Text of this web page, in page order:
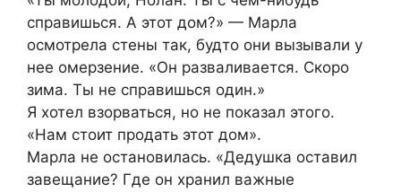
справишься. А этот дом?» — Марла
осмотрела стены так, будто они вызывали у
нее омерзение. «Он разваливается. Скоро
зима. Ты не справишься один.»
Я хотел взорваться, но не показал этого.
«Нам стоит продать этот дом».
Марла не остановилась. «Дедушка оставил
завещание? Где он хранил важные